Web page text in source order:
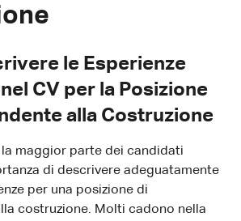
le Esperienze
CV per la Posizione
alla Costruzione
maggior parte dei candidati
di descrivere adeguatamente
per una posizione di
costruzione. Molti cadono nella